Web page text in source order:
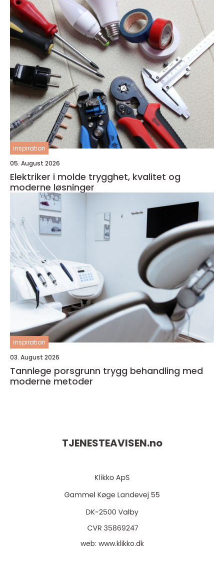
inspiration
05. August 2026
Elektriker i molde trygghet, kvalitet og
moderne løsninger
inspiration
03. August 2026
Tannlege porsgrunn trygg behandling med
moderne metoder
TJENESTEAVISEN.no
web: www.klikko.dk